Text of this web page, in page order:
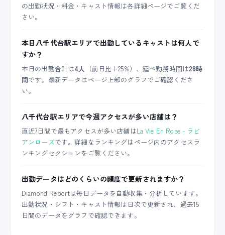
の出勤状況・料金・キャスト情報は各詳細ページでご覧くだ
さい。
本日八千代台駅エリアで出勤しているキャストは何人で
すか？
本日の出勤合計は4人 （前日比+25%）、延べ勤務時間は28時
間です。最新データはページ上部のグラフでご確認くださ
い。
八千代台駅エリアで今週アクセスが多い店舗は？
直近7日間で最もアクセスが多い店舗はLa Vie En Rose - ラビ
アンローズです。詳細なランキングはページ内のアクセスラ
ンキングセクションをご覧ください。
出勤データはどのくらいの頻度で更新されますか？
Diamond Reportは毎日データを自動収集・分析しています。
出勤状況・シフト・キャスト情報は日次で更新され、過去15
日間のデータをグラフで確認できます。